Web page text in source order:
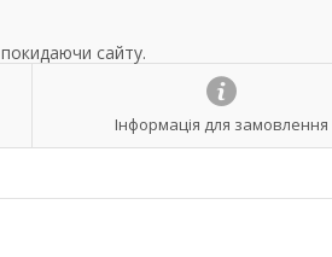
сайту.
Інформація для замовлення